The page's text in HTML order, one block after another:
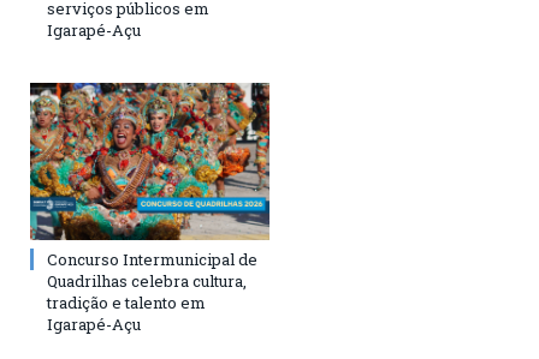
serviços públicos em
Igarapé-Açu
Concurso Intermunicipal de
Quadrilhas celebra cultura,
tradição e talento em
Igarapé-Açu